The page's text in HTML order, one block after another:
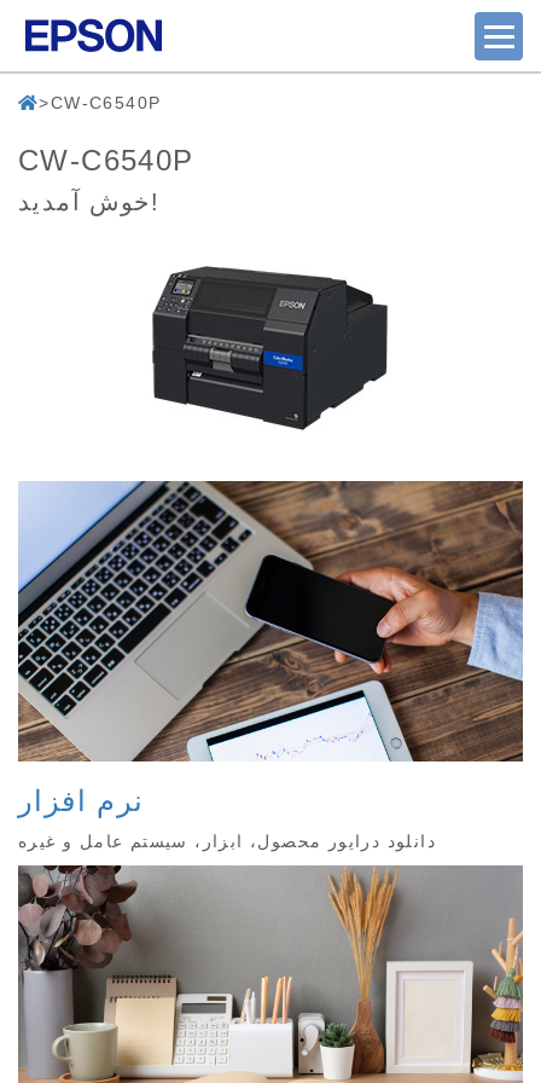
CW-C6540P
CW-C6540P
خوش آمدید!
نرم افزار
دانلود درایور محصول، ابزار، سیستم عامل و غیره